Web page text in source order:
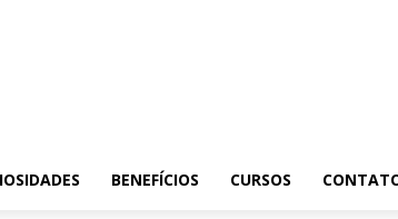
BENEFÍCIOS CURSOS